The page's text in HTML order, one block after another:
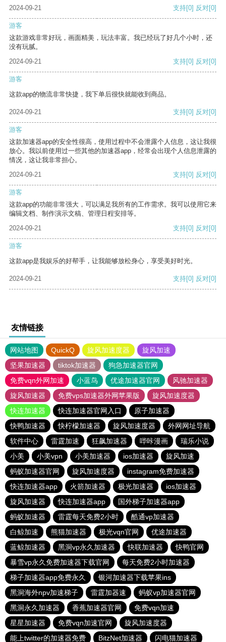
2024-09-21
支持[0] 反对[0]
游客
这款游戏非常好玩，画面精美，玩法丰富。我已经玩了好几个小时，还
没有玩腻。
2024-09-21
支持[0] 反对[0]
游客
这款app的物流非常快捷，我下单后很快就能收到商品。
2024-09-21 支持[0] 反对[0]
游客
这款加速器app的安全性很高，使用过程中不会泄露个人信息，这让我很
放心。我以前使用过一些其他的加速器app，经常会出现个人信息泄露的
情况，这让我非常担心。
2024-09-21
支持[0] 反对[0]
游客
这款app的功能非常强大，可以满足我所有的工作需求。我可以使用它来
编辑文档、制作演示文稿、管理日程安排等。
2024-09-21
支持[0] 反对[0]
游客
这款app是我娱乐的好帮手，让我能够放松身心，享受美好时光。
2024-09-21 支持[0] 反对[0]
友情链接
网站地图 QuickQ 旋风加速度器
旋风加速
坚果加速器
tiktok加速器
狗急加速器官网
免费vqn外网加速
小蓝鸟 优途加速器官网
风驰加速器
旋风加速器
免费vps加速器外网苹果版
旋风加速度器
快连加速器
快连加速器官网入口
原子加速器
快鸭加速器
快柠檬加速器 旋风加速度器
外网网址导航
软件中心
雷霆加速 狂飙加速器 哔咔漫画
瑞乐小说
小美
小美vpn 小美加速器 ios加速器
旋风加速
蚂蚁加速器官网
旋风加速度器
instagram免费加速器
快连加速器app
火箭加速器 极光加速器
ios加速器
旋风加速器
快连加速器app
国外梯子加速器app
蚂蚁加速器
雷霆每天免费2小时
酷通vp加速器
白鲸加速
熊猫加速器 极光vqn官网
优途加速器
蓝鲸加速器
黑洞vp永久加速器 快联加速器
快鸭官网
暴雪vp永久免费加速器下载官网
每天免费2小时加速器
梯子加速器app免费永久
银河加速器下载苹果ins
黑洞海外npv加速梯子
雷霆加器速
蚂蚁vp加速器官网
黑洞永久加速器
香蕉加速器官网
免费vqn加速
星星加速器
免费vqn加速官网
旋风加速度器
能上twitter的加速器免费
BitzNet加速器 闪电猫加速器